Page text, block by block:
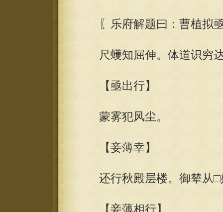
〖乐府解题曰：曹植拟亟
尺蠖知屈伸。体道识穷
【亟出行】
蒙雾犯风尘。
【妾薄幸】
还行秋殿层楼。御辇从□
【妾薄相行】